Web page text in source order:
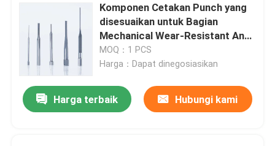
Komponen Cetakan Punch yang
disesuaikan untuk Bagian
Mechanical Wear-Resistant Anti-
Abrasive
MOQ：1 PCS
Harga：Dapat dinegosiasikan
Harga terbaik Hubungi kami